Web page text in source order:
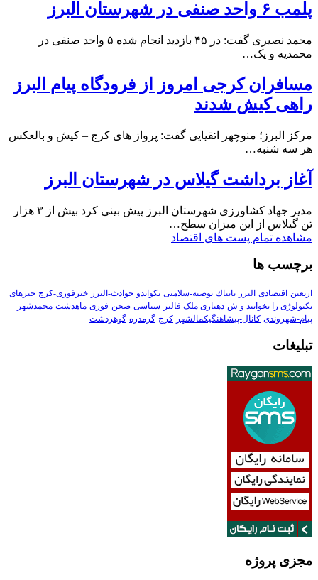
پلمب ۶ واحد صنفی در شهرستان البرز
محمد نصیری گفت: در ۴۵ بازدید انجام شده ۵ واحد صنفی در
محمدیه و یک…
مسافران کرجی امروز از فرودگاه پیام البرز
راهی کیش شدند
مرکز البرز؛ منوچهر اتقیایی گفت: پرواز های کرج – کیش و بالعکس
هر سه شنبه…
آغاز برداشت گیلاس در شهرستان البرز
مدیر جهاد کشاورزی شهرستان البرز پیش بینی کرد بیش از ۳ هزار
تن گیلاس از این میزان سطح…
مشاهده تمام پست های اقتصاد
برچسب ها
اربعین اقتصادی البرز تابناك توصیه-سلامتی تکواندو حوادث-البرز خبرفوری-کرج خبرهای
تکنولوڑی را بخوانید و ش دهیاری ملک فالیز سیاسی صحن فوری ماهدشت محمدشهر
پیام-شهروندی کانال-پیشاهنگیکمالشهر کرج گرمدره گوهردشت
تبلیغات
مجزی پروژه